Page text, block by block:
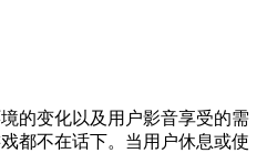
的变化以及用户影音享受的需
都不在话下。当用户休息或使